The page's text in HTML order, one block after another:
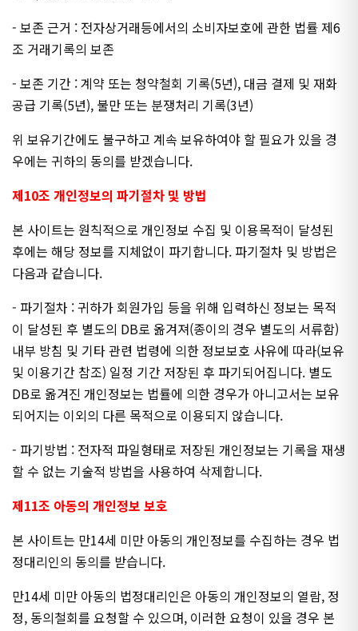
- 보존 근거 : 전자상거래등에서의 소비자보호에 관한 법률 제6
조 거래기록의 보존
- 보존 기간 : 계약 또는 청약철회 기록(5년), 대금 결제 및 재화
공급 기록(5년), 불만 또는 분쟁처리 기록(3년)
위 보유기간에도 불구하고 계속 보유하여야 할 필요가 있을 경
우에는 귀하의 동의를 받겠습니다.
제10조 개인정보의 파기절차 및 방법
본 사이트는 원칙적으로 개인정보 수집 및 이용목적이 달성된
후에는 해당 정보를 지체없이 파기합니다. 파기절차 및 방법은
다음과 같습니다.
- 파기절차 : 귀하가 회원가입 등을 위해 입력하신 정보는 목적
이 달성된 후 별도의 DB로 옮겨져(종이의 경우 별도의 서류함)
내부 방침 및 기타 관련 법령에 의한 정보보호 사유에 따라(보유
및 이용기간 참조) 일정 기간 저장된 후 파기되어집니다. 별도
DB로 옮겨진 개인정보는 법률에 의한 경우가 아니고서는 보유
되어지는 이외의 다른 목적으로 이용되지 않습니다.
- 파기방법 : 전자적 파일형태로 저장된 개인정보는 기록을 재생
할 수 없는 기술적 방법을 사용하여 삭제합니다.
제11조 아동의 개인정보 보호
본 사이트는 만14세 미만 아동의 개인정보를 수집하는 경우 법
정대리인의 동의를 받습니다.
만14세 미만 아동의 법정대리인은 아동의 개인정보의 열람, 정
정, 동의철회를 요청할 수 있으며, 이러한 요청이 있을 경우 본